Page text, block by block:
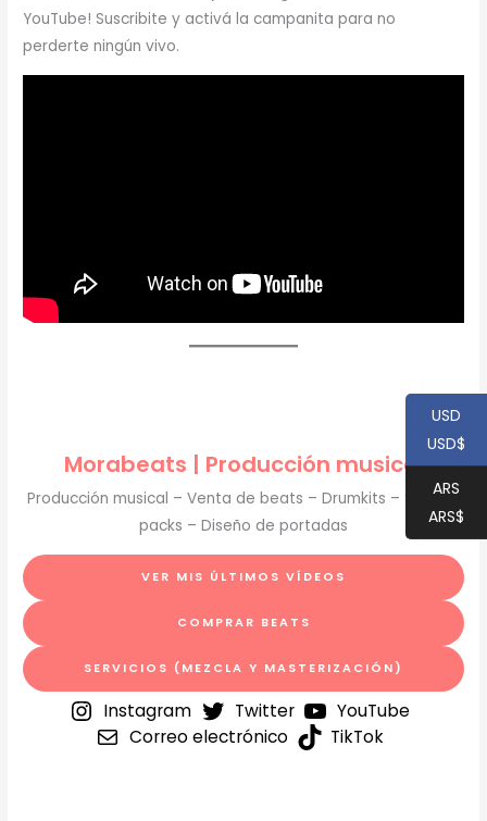
YouTube! Suscribite y activá la campanita para no
perderte ningún vivo.
Morabeats | Producción musical
Producción musical – Venta de beats – Drumkits – Sample
packs – Diseño de portadas
VER MIS ÚLTIMOS VÍDEOS
COMPRAR BEATS
SERVICIOS (MEZCLA Y MASTERIZACIÓN)
Instagram Twitter
YouTube
Correo electrónico
TikTok
USD
USD$
ARS
ARS$